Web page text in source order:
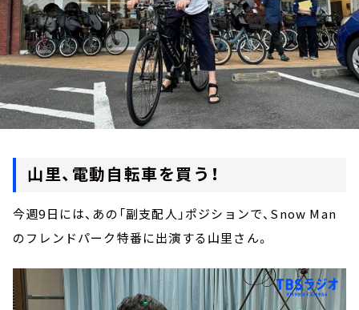
山里、電動自転車を買う！
今週9日には、あの「副支配人」ポジションで、Snow Man
のフレンドパーク特番に出演する山里さん。